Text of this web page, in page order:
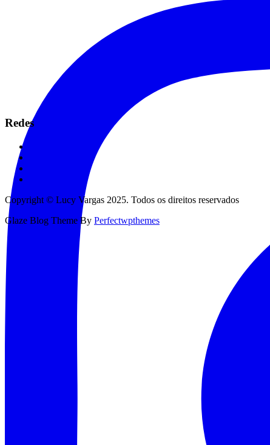
Redes
Copyright © Lucy Vargas 2025. Todos os direitos reservados
Glaze Blog Theme By Perfectwpthemes